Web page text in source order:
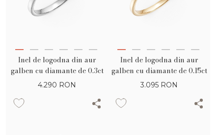
Inel de logodna din aur
galben cu diamante de 0.3ct
4.290 RON
Inel de logodna din aur
galben cu diamante de 0.15ct
3.095 RON